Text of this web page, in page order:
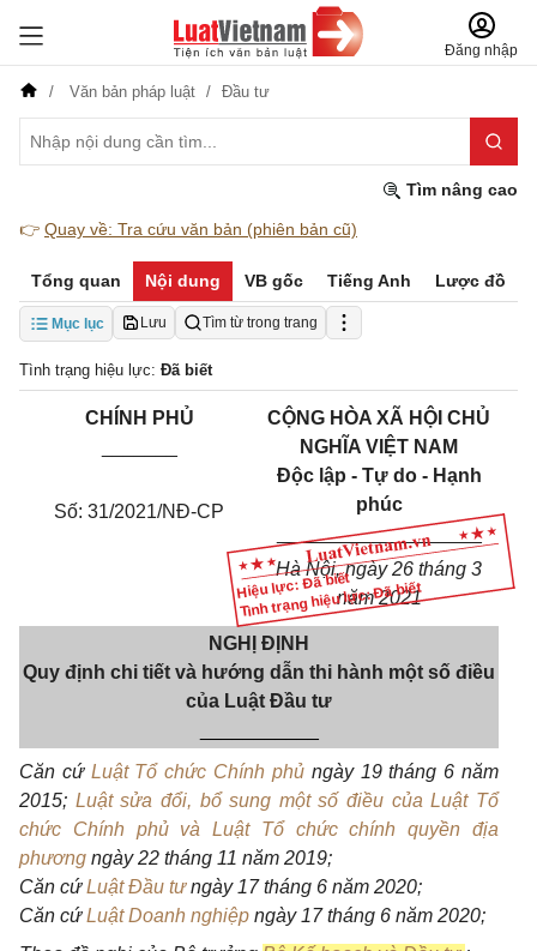
Đăng nhập
Văn bản pháp luật Đầu tư
Tìm nâng cao
👉 Quay về: Tra cứu văn bản (phiên bản cũ)
Tổng quan Nội dung VB gốc Tiếng Anh Lược đồ
Mục lục Lưu Tìm từ trong trang
Tình trạng hiệu lực: Đã biết
Hiệu lực: Đã biết
Tình trạng hiệu lực: Đã biết
CHÍNH PHỦ
Số: 31/2021/NĐ-CP
CỘNG HÒA XÃ HỘI CHỦ
NGHĨA VIỆT NAM
Độc lập - Tự do - Hạnh
phúc
___________________
Hà Nội, ngày 26 tháng 3
năm 2021
NGHỊ ĐỊNH
Quy định chi tiết và hướng dẫn thi hành một số điều
của Luật Đầu tư
Căn cứ Luật Tổ chức Chính phủngày 19 tháng 6 năm
2015; Luật sửa đổi, bổ sung một số điều của Luật Tổ
chức Chính phủ và Luật Tổ chức chính quyền địa
phương ngày 22 tháng 11 năm 2019;
Căn cứLuật Đầu tưngày 17 tháng 6 năm 2020;
Căn cứLuật Doanh nghiệp ngày 17 tháng 6 năm 2020;